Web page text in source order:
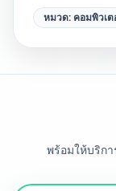
หมวด: คอมพิวเต
พร้อมให้บริกา